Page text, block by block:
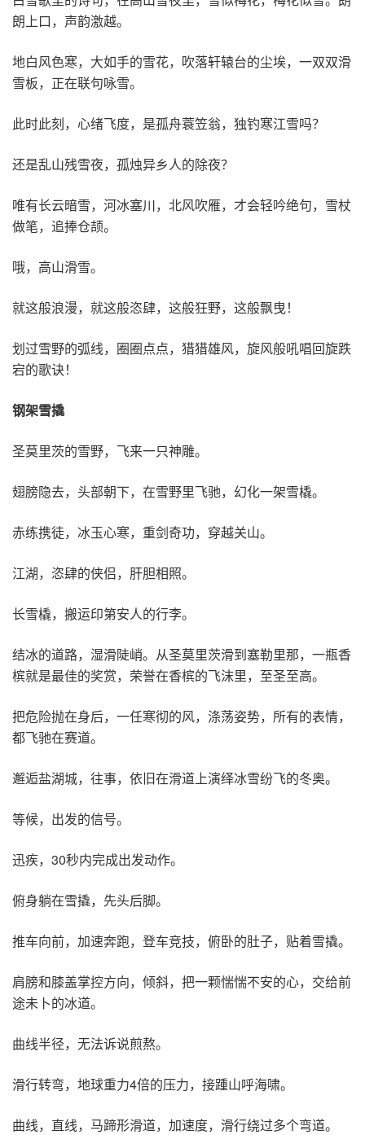
朗上口，声韵激越。
地白风色寒，大如手的雪花，吹落轩辕台的尘埃，一双双滑
雪板，正在联句咏雪。
此时此刻，心绪飞度，是孤舟蓑笠翁，独钓寒江雪吗？
还是乱山残雪夜，孤烛异乡人的除夜？
唯有长云暗雪，河冰塞川，北风吹雁，才会轻吟绝句，雪杖
做笔，追捧仓颉。
哦，高山滑雪。
就这般浪漫，就这般恣肆，这般狂野，这般飘曳！
划过雪野的弧线，圈圈点点，猎猎雄风，旋风般吼唱回旋跌
宕的歌诀！
钢架雪撬
圣莫里茨的雪野，飞来一只神雕。
翅膀隐去，头部朝下，在雪野里飞驰，幻化一架雪橇。
赤练携徒，冰玉心寒，重剑奇功，穿越关山。
江湖，恣肆的侠侣，肝胆相照。
长雪橇，搬运印第安人的行李。
结冰的道路，湿滑陡峭。从圣莫里茨滑到塞勒里那，一瓶香
槟就是最佳的奖赏，荣誉在香槟的飞沫里，至圣至高。
把危险抛在身后，一任寒彻的风，涤荡姿势，所有的表情，
都飞驰在赛道。
邂逅盐湖城，往事，依旧在滑道上演绎冰雪纷飞的冬奥。
等候，出发的信号。
迅疾，30秒内完成出发动作。
俯身躺在雪撬，先头后脚。
推车向前，加速奔跑，登车竞技，俯卧的肚子，贴着雪撬。
肩膀和膝盖掌控方向，倾斜，把一颗惴惴不安的心，交给前
途未卜的冰道。
曲线半径，无法诉说煎熬。
滑行转弯，地球重力4倍的压力，接踵山呼海啸。
曲线，直线，马蹄形滑道，加速度，滑行绕过多个弯道。